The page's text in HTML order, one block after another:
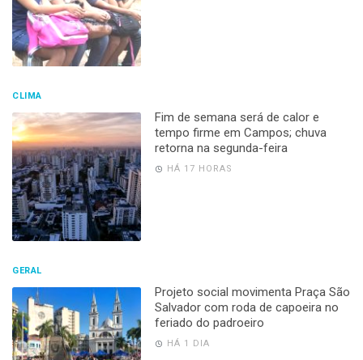
CLIMA
Fim de semana será de calor e
tempo firme em Campos; chuva
retorna na segunda-feira
HÁ 17 HORAS
GERAL
Projeto social movimenta Praça São
Salvador com roda de capoeira no
feriado do padroeiro
HÁ 1 DIA